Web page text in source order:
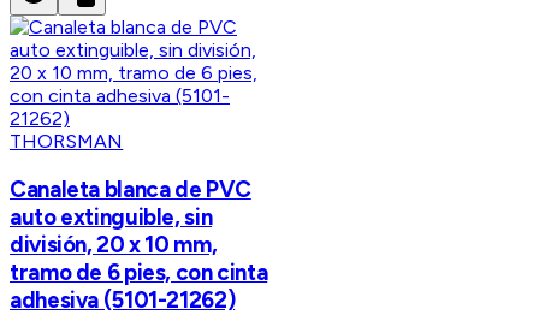
THORSMAN
Canaleta blanca de PVC
auto extinguible, sin
división, 20 x 10 mm,
tramo de 6 pies, con cinta
adhesiva (5101-21262)